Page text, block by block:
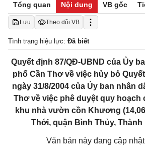
Tổng quan Nội dung VB gốc
Lưu Theo dõi VB
Tình trạng hiệu lực: Đã biết
Quyết định 87/QĐ-UBND của Ủy
phố Cần Thơ về việc hủy bỏ
ngày 31/8/2004 của Ủy ban nhân
Thơ về việc phê duyệt quy hoạch
khu nhà vườn cồn Khương
Thới, quận Bình Thủy, Thành
Văn bản này đang cập